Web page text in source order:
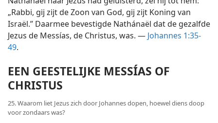
„Rabbi, gij zijt de Zoon van God, gij zijt Koning van
Israël.” Daarmee bevestigde Nathánaël dat de gezalfde
Jezus de Messías, de Christus, was. — Johannes 1:35-
49.
EEN GEESTELIJKE MESSÍAS OF
CHRISTUS
25. Waarom liet Jezus zich door Johannes dopen, hoewel diens doop
voor zondaars was?